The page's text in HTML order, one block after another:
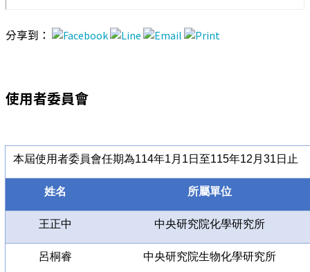
分享到：
使用者委員會
本屆使用者委員會任期為114年1月1日至115年12月31日止
姓名 所屬單位
王正中 中央研究院化學研究所
呂桐睿 中央研究院生物化學研究所